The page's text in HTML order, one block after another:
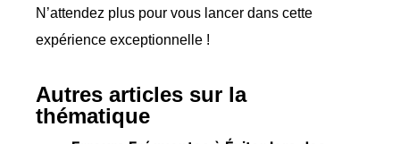
N’attendez plus pour vous lancer dans cette
expérience exceptionnelle !
Autres articles sur la
thématique